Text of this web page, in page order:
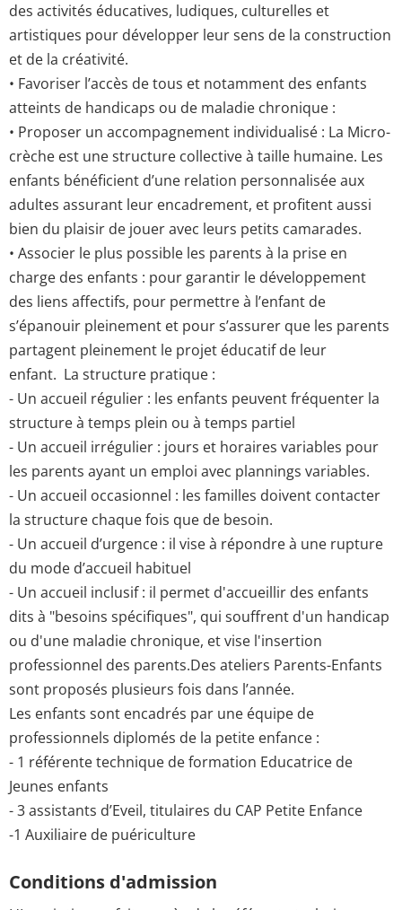
des activités éducatives, ludiques, culturelles et
artistiques pour développer leur sens de la construction
et de la créativité.
• Favoriser l’accès de tous et notamment des enfants
atteints de handicaps ou de maladie chronique :
• Proposer un accompagnement individualisé : La Micro-
crèche est une structure collective à taille humaine. Les
enfants bénéficient d’une relation personnalisée aux
adultes assurant leur encadrement, et profitent aussi
bien du plaisir de jouer avec leurs petits camarades.
• Associer le plus possible les parents à la prise en
charge des enfants : pour garantir le développement
des liens affectifs, pour permettre à l’enfant de
s’épanouir pleinement et pour s’assurer que les parents
partagent pleinement le projet éducatif de leur
enfant. La structure pratique :
- Un accueil régulier : les enfants peuvent fréquenter la
structure à temps plein ou à temps partiel
- Un accueil irrégulier : jours et horaires variables pour
les parents ayant un emploi avec plannings variables.
- Un accueil occasionnel : les familles doivent contacter
la structure chaque fois que de besoin.
- Un accueil d’urgence : il vise à répondre à une rupture
du mode d’accueil habituel
- Un accueil inclusif : il permet d'accueillir des enfants
dits à "besoins spécifiques", qui souffrent d'un handicap
ou d'une maladie chronique, et vise l'insertion
professionnel des parents.Des ateliers Parents-Enfants
sont proposés plusieurs fois dans l’année.
Les enfants sont encadrés par une équipe de
professionnels diplomés de la petite enfance :
- 1 référente technique de formation Educatrice de
Jeunes enfants
- 3 assistants d’Eveil, titulaires du CAP Petite Enfance
-1 Auxiliaire de puériculture
Conditions d'admission